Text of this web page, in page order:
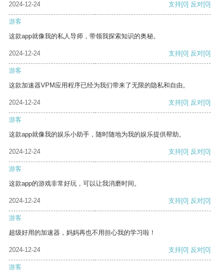
2024-12-24 支持[0] 反对[0]
游客
这款app就像我的私人导师，带领我探索知识的奥秘。
2024-12-24 支持[0] 反对[0]
游客
这款加速器VPM应用程序已经为我们带来了无限的隐私和自由。
2024-12-24 支持[0] 反对[0]
游客
这款app就像我的娱乐小助手，随时随地为我的娱乐提供帮助。
2024-12-24 支持[0] 反对[0]
游客
这款app的游戏非常好玩，可以让我消磨时间。
2024-12-24 支持[0] 反对[0]
游客
超级好用的加速器，妈妈再也不用担心我的学习啦！
2024-12-24 支持[0] 反对[0]
游客